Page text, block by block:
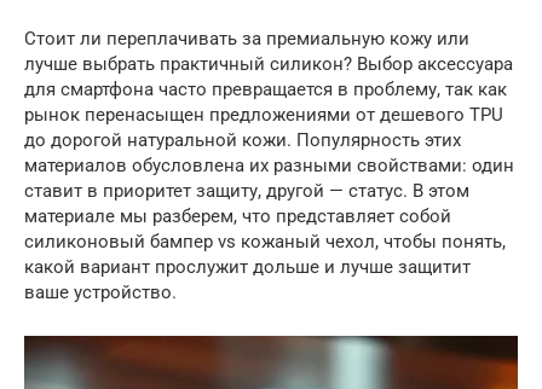
Стоит ли переплачивать за премиальную кожу или
лучше выбрать практичный силикон? Выбор аксессуара
для смартфона часто превращается в проблему, так как
рынок перенасыщен предложениями от дешевого TPU
до дорогой натуральной кожи. Популярность этих
материалов обусловлена их разными свойствами: один
ставит в приоритет защиту, другой — статус. В этом
материале мы разберем, что представляет собой
силиконовый бампер vs кожаный чехол, чтобы понять,
какой вариант прослужит дольше и лучше защитит
ваше устройство.